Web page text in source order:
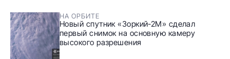
НА ОРБИТЕ
Новый спутник «Зоркий-2М» сделал
первый снимок на основную камеру
высокого разрешения